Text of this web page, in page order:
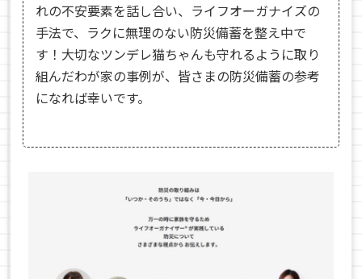
れの不安要素を話し合い、ライフオーガナイズの
手法で、ラクに無理のない防災備蓄を整え中で
す！大切なツンデレ猫ちゃんも守れるように取り
組んだわが家の事例が、皆さまの防災備蓄の参考
になれば幸いです。